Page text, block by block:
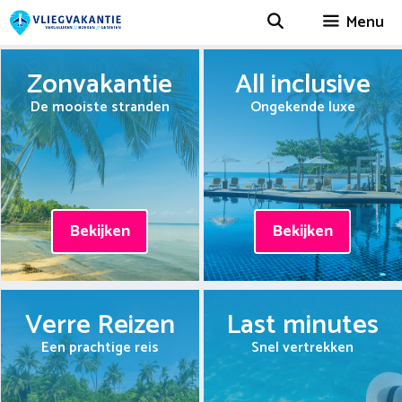
Spring
naar
Menu
Zonvakantie
De mooiste stranden
Bekijken
All inclusive
Ongekende luxe
Bekijken
Verre Reizen
Een prachtige reis
Last minutes
Snel vertrekken